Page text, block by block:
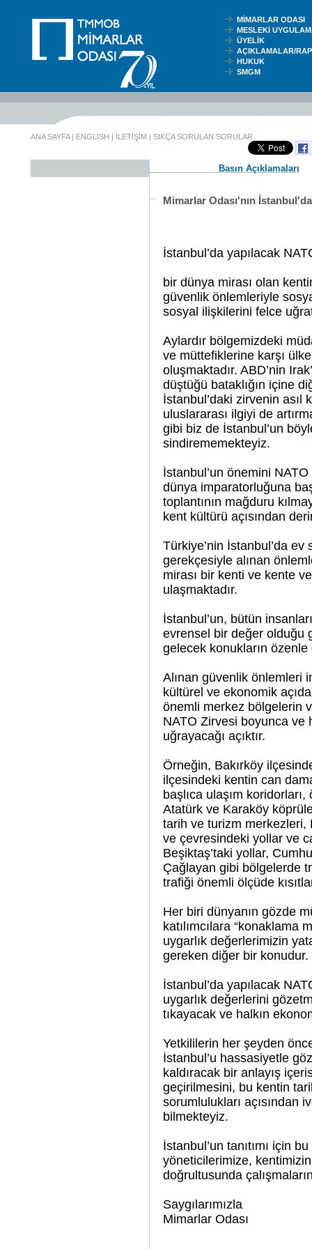
MİMARLAR ODASI
MESLEKİ
ÜYELİK
AÇIKLAMALAR/
HUKUK
SMGM
ANA SAYFA| ENGLISH | İLETİŞİM | SIKÇA SORULAN SORULAR
Basın Açıklamaları
Mimarlar Odası'nın
İstanbul’da yapılacak
bir dünya mirası olan
güvenlik önlemleriyle
sosyal ilişkilerini felce
Aylardır bölgemizdeki
ve müttefiklerine karşı
oluşmaktadır. ABD’nin
düştüğü bataklığın içine
İstanbul’daki zirvenin
uluslararası ilgiyi de
gibi biz de İstanbul’un
sindirememekteyiz.
İstanbul’un önemini
dünya imparatorluğuna
toplantının mağduru
kent kültürü açısından
Türkiye’nin İstanbul’da ev
gerekçesiyle alınan
mirası bir kenti ve kente
ulaşmaktadır.
İstanbul’un, bütün
evrensel bir değer olduğu
gelecek konukların
Alınan güvenlik önlemleri
kültürel ve ekonomik
önemli merkez bölgelerin
NATO Zirvesi boyunca ve
uğrayacağı açıktır.
Örneğin, Bakırköy
ilçesindeki kentin can
başlıca ulaşım
Atatürk ve Karaköy
tarih ve turizm merkezleri,
ve çevresindeki yollar ve
Beşiktaş’taki yollar,
Çağlayan gibi bölgelerde
trafiği önemli ölçüde
Her biri dünyanın gözde
katılımcılara “konaklama
uygarlık değerlerimizin
gereken diğer bir konudur.
İstanbul’da yapılacak
uygarlık değerlerini
tıkayacak ve halkın
Yetkililerin her şeyden
İstanbul’u hassasiyetle
kaldıracak bir anlayış
geçirilmesini, bu kentin
sorumlulukları açısından
bilmekteyiz.
İstanbul’un tanıtımı için
yöneticilerimize, kentimizin
doğrultusunda
Saygılarımızla
Mimarlar Odası